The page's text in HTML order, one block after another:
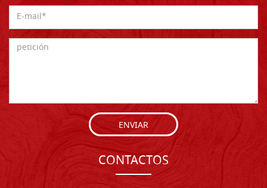
ENVIAR
CONTACTOS